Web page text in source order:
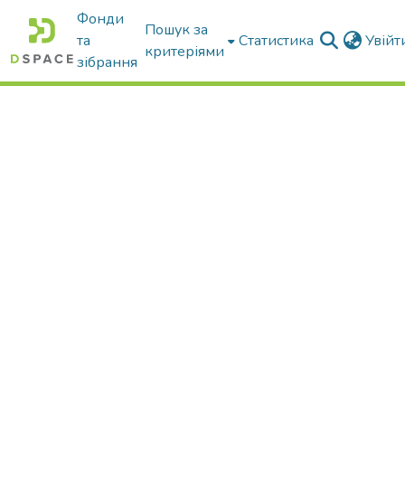
Фонди
та
зібрання
Пошук за
критеріями
Статистика